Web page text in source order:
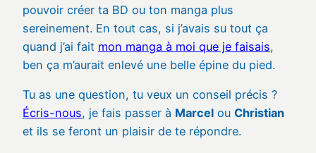
pouvoir créer ta BD ou ton manga plus
sereinement. En tout cas, si j’avais su tout ça
quand j’ai fait mon manga à moi que je faisais,
ben ça m’aurait enlevé une belle épine du pied.
Tu as une question, tu veux un conseil précis ?
Écris-nous, je fais passer à Marcel ou Christian
et ils se feront un plaisir de te répondre.